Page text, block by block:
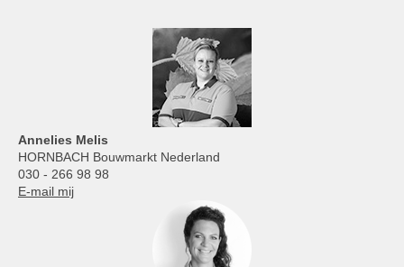
Annelies Melis
HORNBACH Bouwmarkt Nederland
030 - 266 98 98
E-mail mij